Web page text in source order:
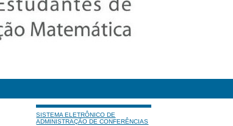
SISTEMA ELETRÔNICO DE
ADMINISTRAÇÃO DE CONFERÊNCIAS